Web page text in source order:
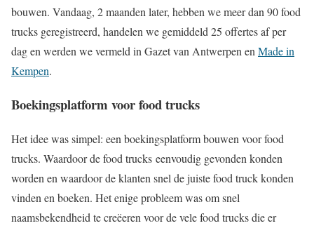
bouwen. Vandaag, 2 maanden later, hebben we meer dan 90 food
trucks geregistreerd, handelen we gemiddeld 25 offertes af per
dag en werden we vermeld in Gazet van Antwerpen en Made in
Kempen.
Boekingsplatform voor food trucks
Het idee was simpel: een boekingsplatform bouwen voor food
trucks. Waardoor de food trucks eenvoudig gevonden konden
worden en waardoor de klanten snel de juiste food truck konden
vinden en boeken. Het enige probleem was om snel
naamsbekendheid te creëeren voor de vele food trucks die er